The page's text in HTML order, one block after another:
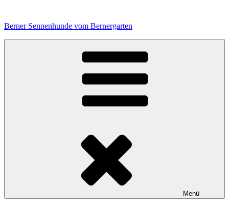
springen
Berner Sennenhunde vom Bernergarten
Menü